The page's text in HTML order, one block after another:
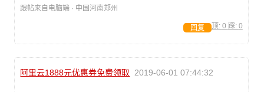
跟帖来自电脑端 · 中国河南郑州
顶: 0 踩: 0
回复
阿里云1888元优惠券免费领取 2019-06-01 07:44:32